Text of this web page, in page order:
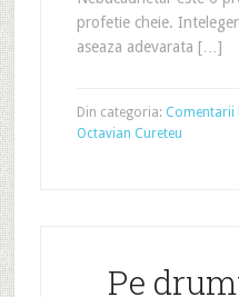
profetie cheie.
aseaza adevarata […]
Din categoria: Comentarii
Octavian Cureteu
Pe